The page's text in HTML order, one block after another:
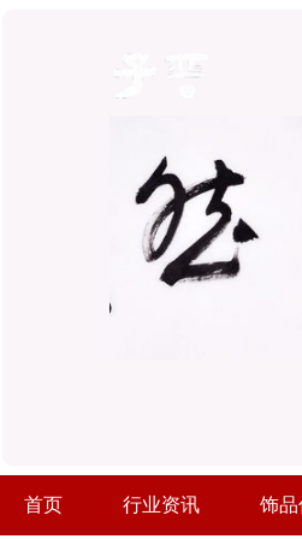
首页 行业资讯 饰